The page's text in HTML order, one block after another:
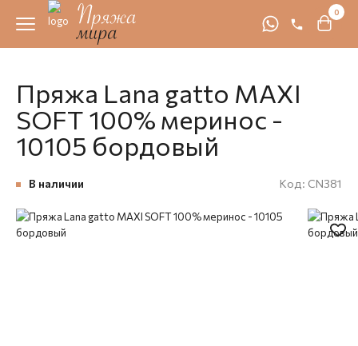
0
Пряжа Lana gatto MAXI
SOFT 100% меринос -
10105 бордовый
В наличии Код: CN381